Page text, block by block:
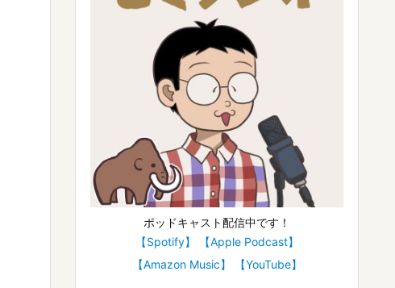
ポッドキャスト配信中です！
【Spotify】
【Apple Podcast】
【Amazon Music】
【YouTube】